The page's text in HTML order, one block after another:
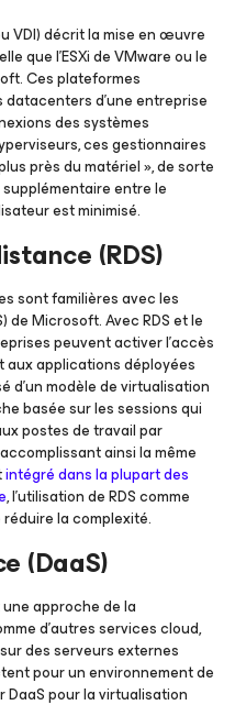
VDI) décrit la mise en œuvre
que l’ESXi de VMware ou le
Ces plateformes
d’une entreprise
des systèmes
ces gestionnaires
près du matériel », de sorte
entre le
est minimisé.
(RDS)
sont familières avec les
de Microsoft. Avec RDS et le
peuvent activer l’accès
aux applications déployées
d’un modèle de virtualisation
basée sur les sessions qui
postes de travail par
ainsi la même
intégré dans la plupart des
, l'utilisation de RDS comme
la complexité.
(DaaS)
approche de la
d’autres services cloud,
des serveurs externes
pour un environnement de
DaaS pour la virtualisation